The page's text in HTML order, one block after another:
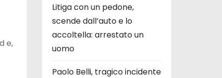
e,
Litiga con un pedone,
scende dall’auto e lo
accoltella: arrestato un
uomo
Paolo Belli, tragico incidente